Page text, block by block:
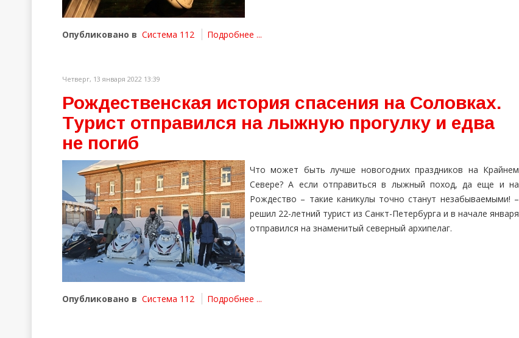
Опубликовано в Система 112 Подробнее ...
Четверг, 13 января 2022 13:39
Рождественская история спасения на Соловках.
Турист отправился на лыжную прогулку и едва
не погиб
Что может быть лучше новогодних праздников на Крайнем
Севере? А если отправиться в лыжный поход, да еще и на
Рождество – такие каникулы точно станут незабываемыми! –
решил 22-летний турист из Санкт-Петербурга и в начале января
отправился на знаменитый северный архипелаг.
Опубликовано в Система 112 Подробнее ...